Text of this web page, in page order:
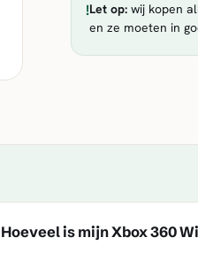
!Let op:wij kopen
en ze moeten in
Hoeveel is mijn Xbox 360